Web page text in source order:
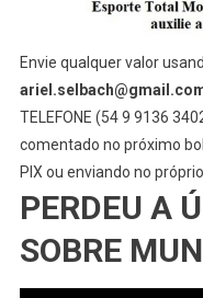
Envie qualquer valor
TELEFONE (54 9 9136
comentado no próximo
PIX ou enviando no
PERDEU A
SOBRE